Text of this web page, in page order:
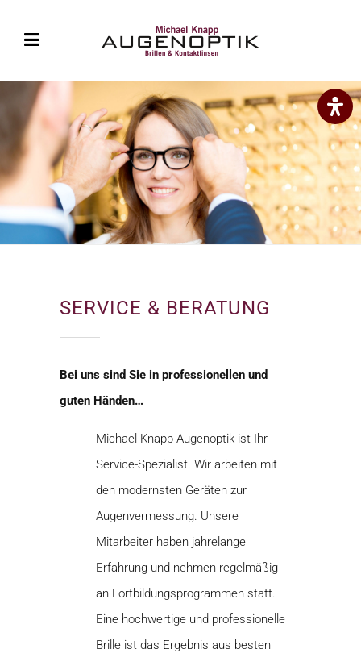
SERVICE & BERATUNG
Bei uns sind Sie in professionellen und
guten Händen…
Michael Knapp Augenoptik ist Ihr
Service-Spezialist. Wir arbeiten mit
den modernsten Geräten zur
Augenvermessung. Unsere
Mitarbeiter haben jahrelange
Erfahrung und nehmen regelmäßig
an Fortbildungsprogrammen statt.
Eine hochwertige und professionelle
Brille ist das Ergebnis aus besten